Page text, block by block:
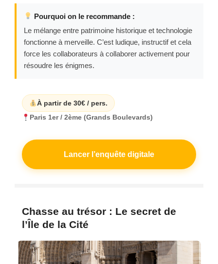
Pourquoi on le recommande :
Le mélange entre patrimoine historique et technologie
fonctionne à merveille. C’est ludique, instructif et cela
force les collaborateurs à collaborer activement pour
résoudre les énigmes.
À partir de 30€ / pers.
Paris 1er / 2ème (Grands Boulevards)
Lancer l’enquête digitale
Chasse au trésor : Le secret de
l’Île de la Cité